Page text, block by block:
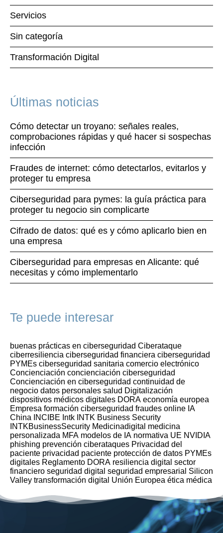
Servicios
Sin categoría
Transformación Digital
Últimas noticias
Cómo detectar un troyano: señales reales,
comprobaciones rápidas y qué hacer si sospechas
infección
Fraudes de internet: cómo detectarlos, evitarlos y
proteger tu empresa
Ciberseguridad para pymes: la guía práctica para
proteger tu negocio sin complicarte
Cifrado de datos: qué es y cómo aplicarlo bien en
una empresa
Ciberseguridad para empresas en Alicante: qué
necesitas y cómo implementarlo
Te puede interesar
buenas prácticas en ciberseguridad Ciberataque
ciberresiliencia ciberseguridad financiera ciberseguridad
PYMEs ciberseguridad sanitaria comercio electrónico
Concienciación concienciación ciberseguridad
Concienciación en ciberseguridad continuidad de
negocio datos personales salud Digitalización
dispositivos médicos digitales DORA economía europea
Empresa formación ciberseguridad fraudes online IA
China
INCIBE Intk INTK Business Security
INTKBusinessSecurity Medicinadigital medicina
personalizada MFA modelos de IA normativa UE NVIDIA
phishing prevención ciberataques Privacidad del
paciente privacidad paciente protección de datos PYMEs
digitales Reglamento DORA resiliencia digital sector
financiero seguridad digital seguridad empresarial Silicon
Valley transformación digital Unión Europea ética médica